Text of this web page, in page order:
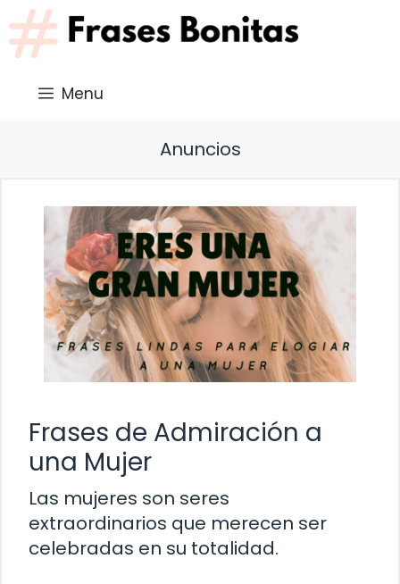
Saltar
al
contenido
Menu
Anuncios
Frases de Admiración a
una Mujer
Las mujeres son seres
extraordinarios que merecen ser
celebradas en su totalidad.